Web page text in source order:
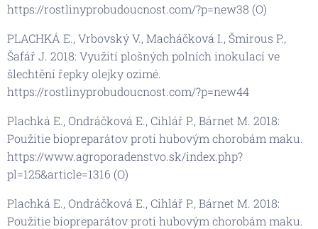
https://rostlinyprobudoucnost.com/?p=new38 (O)
PLACHKÁ E., Vrbovský V., Macháčková I., Šmirous P.,
Šafář J. 2018: Využití plošných polních inokulací ve
šlechtění řepky olejky ozimé.
https://rostlinyprobudoucnost.com/?p=new44
Plachká E., Ondráčková E., Cihlář P., Bárnet M. 2018:
Použitie biopreparátov proti hubovým chorobám maku.
https://www.agroporadenstvo.sk/index.php?
pl=125&article=1316 (O)
Plachká E., Ondráčková E., Cihlář P., Bárnet M. 2018:
Použitie biopreparátov proti hubovým chorobám maku.